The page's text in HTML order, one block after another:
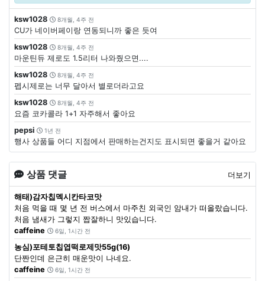
ksw1028 8개월, 4주 전
CU가 네이버페이랑 연동되니까 좋은 듯여
ksw1028
8개월, 4주 전
마운틴듀 제로도 1.5리터 나와줬으면....
ksw1028
8개월, 4주 전
펩시제로는 너무 달아서 별로더라고요
ksw1028
8개월, 4주 전
요즘 코카콜라 1+1 자주해서 좋아요
pepsi
1년 전
행사 상품들 어디 지점에서 판매하는건지도 표시되면 좋을거 같아요
상품 댓글 더보기
해태)감자칩멕시칸타코맛
처음 먹을 때 몇 년 전 버스에서 마주친 외국인 암내가 떠올랐습니다.
처음 냄새가 그렇지 짭잘하니 맛있습니다.
caffeine
6일, 1시간 전
농심)포테토칩엽떡로제맛55g(16)
단짠인데 은근히 매운맛이 나네요.
caffeine
6일, 1시간 전